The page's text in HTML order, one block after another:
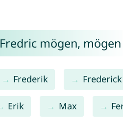
mögen,
Frederik Frederick
Erik Max